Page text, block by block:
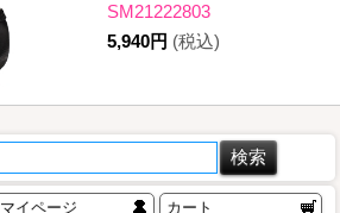
SM21222803
5,940円 (税込)
マイページ カート